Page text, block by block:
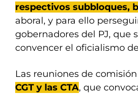
respectivos subbloques,
aboral, y para ello
gobernadores del PJ, que
convencer el oficialismo
Las reuniones de
CGT y las CTA, que